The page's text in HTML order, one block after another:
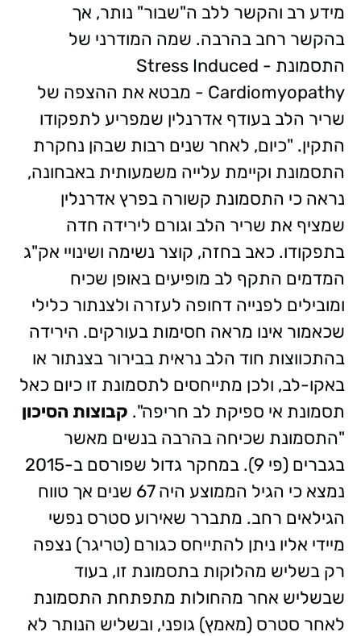
מידע רב והקשר ללב ה"שבור" נותר, אך
בהקשר רחב בהרבה. שמה המודרני של
התסמונת - Stress Induced
Cardiomyopathy - מבטא את ההצפה של
שריר הלב בעודף אדרנלין שמפריע לתפקודו
התקין. "כיום, לאחר שנים רבות שבהן נחקרת
התסמונת וקיימת עלייה משמעותית באבחונה,
נראה כי התסמונת קשורה בפרץ אדרנלין
שמציף את שריר הלב וגורם לירידה חדה
בתפקודו. כאב בחזה, קוצר נשימה ושינויי אק"ג
המדמים התקף לב מופיעים באופן שכיח
ומובילים לפנייה דחופה לעזרה ולצנתור כלילי
שכאמור אינו מראה חסימות בעורקים. הירידה
בהתכווצות חוד הלב נראית בבירור בצנתור או
באקו-לב, ולכן מתייחסים לתסמונת זו כיום כאל
תסמונת אי ספיקת לב חריפה". קבוצות הסיכון
"התסמונת שכיחה בהרבה בנשים מאשר
בגברים (פי 9). במחקר גדול שפורסם ב-2015
נמצא כי הגיל הממוצע היה 67 שנים אך טווח
הגילאים רחב. מתברר שאירוע סטרס נפשי
מיידי אליו ניתן להתייחס כגורם (טריגר) נצפה
רק בשליש מהלוקות בתסמונת זו, בעוד
שבשליש אחר מהחולות מתפתחת התסמונת
לאחר סטרס (מאמץ) גופני, ובשליש הנותר לא